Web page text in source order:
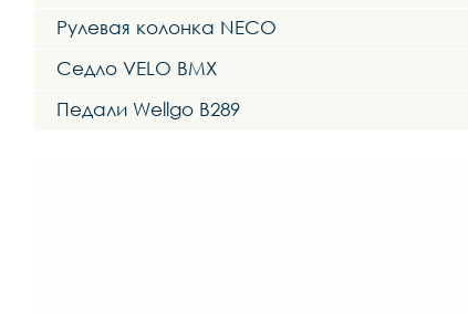
Рулевая колонка NECO
Седло VELO BMX
Педали Wellgo B289